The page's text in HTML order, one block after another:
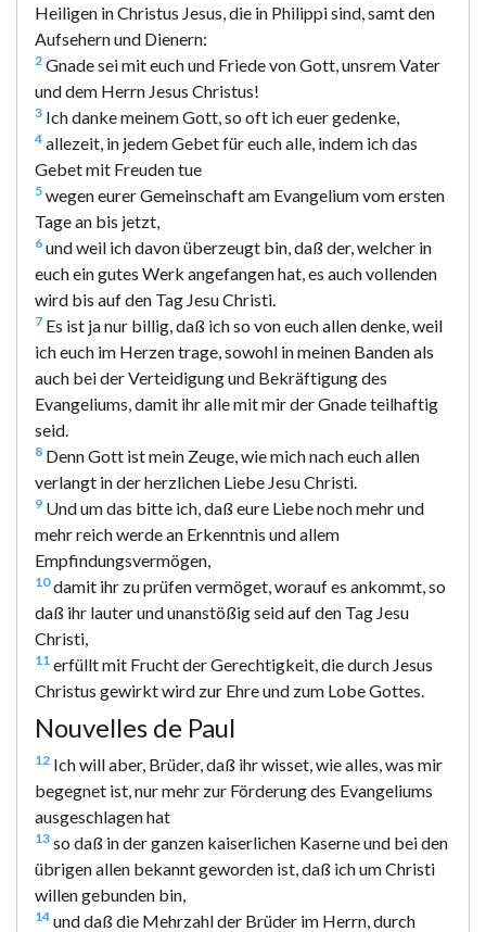
Heiligen in Christus Jesus, die in Philippi sind, samt den
Aufsehern und Dienern:
2 Gnade sei mit euch und Friede von Gott, unsrem Vater
und dem Herrn Jesus Christus!
3 Ich danke meinem Gott, so oft ich euer gedenke,
4 allezeit, in jedem Gebet für euch alle, indem ich das
Gebet mit Freuden tue
5 wegen eurer Gemeinschaft am Evangelium vom ersten
Tage an bis jetzt,
6 und weil ich davon überzeugt bin, daß der, welcher in
euch ein gutes Werk angefangen hat, es auch vollenden
wird bis auf den Tag Jesu Christi.
7 Es ist ja nur billig, daß ich so von euch allen denke, weil
ich euch im Herzen trage, sowohl in meinen Banden als
auch bei der Verteidigung und Bekräftigung des
Evangeliums, damit ihr alle mit mir der Gnade teilhaftig
seid.
8 Denn Gott ist mein Zeuge, wie mich nach euch allen
verlangt in der herzlichen Liebe Jesu Christi.
9 Und um das bitte ich, daß eure Liebe noch mehr und
mehr reich werde an Erkenntnis und allem
Empfindungsvermögen,
10damit ihr zu prüfen vermöget, worauf es ankommt, so
daß ihr lauter und unanstößig seid auf den Tag Jesu
Christi,
11 erfüllt mit Frucht der Gerechtigkeit, die durch Jesus
Christus gewirkt wird zur Ehre und zum Lobe Gottes.
Nouvelles de Paul
12 Ich will aber, Brüder, daß ihr wisset, wie alles, was mir
begegnet ist, nur mehr zur Förderung des Evangeliums
ausgeschlagen hat
13 so daß in der ganzen kaiserlichen Kaserne und bei den
übrigen allen bekannt geworden ist, daß ich um Christi
willen gebunden bin,
14 und daß die Mehrzahl der Brüder im Herrn, durch